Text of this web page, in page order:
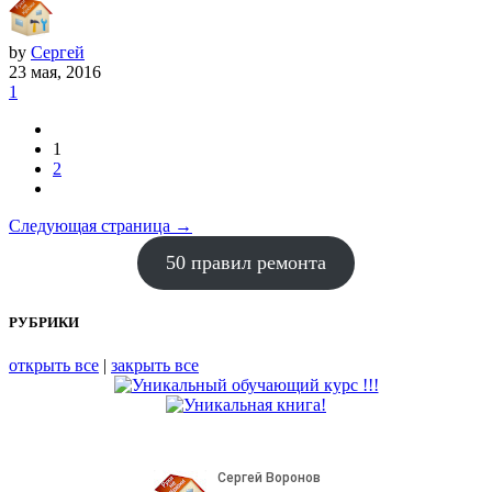
by Сергей
23 мая, 2016
1
1
2
Следующая страница →
50 правил ремонта
РУБРИКИ
открыть все | закрыть все